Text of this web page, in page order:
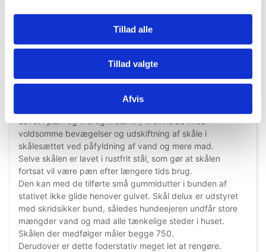
Tillad alle
Tillad valgte
Afvis
Lavet i pæn og kraftig melamin, til at holde imod
voldsomme bevægelser og udskiftning af skåle i
skålesættet ved påfyldning af vand og mere mad.
Selve skålen er lavet i rustfrit stål, som gør at skålen
fortsat vil være pæn efter længere tids brug.
Den kan med de tilførte små gummidutter i bunden af
stativet ikke glide henover gulvet. Skål delux er udstyret
med skridsikker bund, således hundeejeren undfår store
mængder vand og mad alle tænkelige steder i huset.
Skålen der medfølger måler begge 750.
Derudover er dette foderstativ meget let at rengøre.